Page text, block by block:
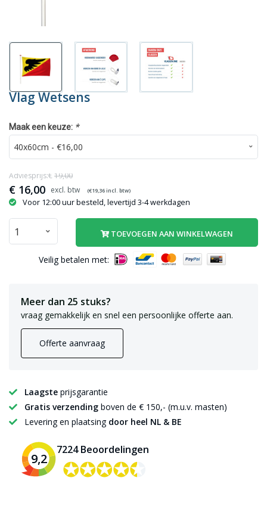
Vlag Wetsens
Maak een keuze: *
€ 16,00 (€19,36incl. btw)
Adviesprijs:€ 19,00
Voor 12:00 uur besteld, levertijd 3-4 werkdagen
TOEVOEGEN AAN WINKELWAGEN
Veilig betalen met:
Meer dan 25 stuks?
vraag gemakkelijk en snel een persoonlijke offerte aan.
Offerte aanvraag
Laagste prijsgarantie
Gratis verzending boven de € 150,- (m.u.v. masten)
Levering en plaatsing door heel NL & BE
9,2
7224 Beoordelingen
✪✪✪✪✪
✪✪✪✪✪